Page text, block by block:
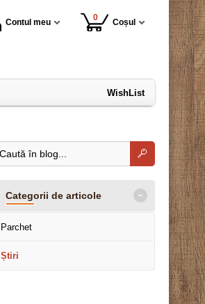
Contul meu 0 Coșul
WishList
Categorii de articole -
Parchet
Știri